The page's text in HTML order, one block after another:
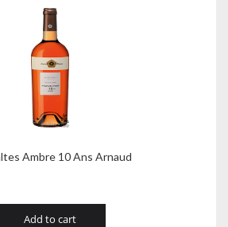
Ambre 10 Ans Arnaud
Add to cart